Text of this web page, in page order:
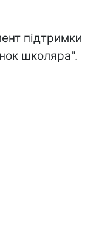
підтримки
школяра".